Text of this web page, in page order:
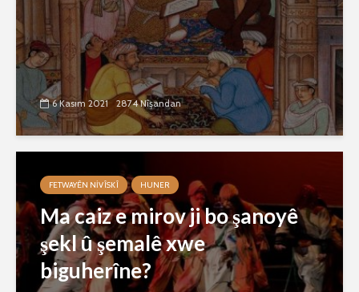
6 Kasım 2021 2874 Nîşandan
FETWAYÊN NIVÎSKÎ HUNER
Ma caiz e mirov ji bo şanoyê
şekl û şemalê xwe
biguherîne?